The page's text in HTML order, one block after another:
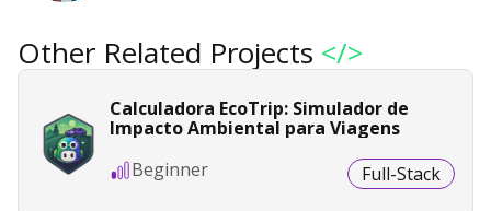
Other Related Projects </>
Calculadora EcoTrip: Simulador de
Impacto Ambiental para Viagens
Beginner
Full-Stack